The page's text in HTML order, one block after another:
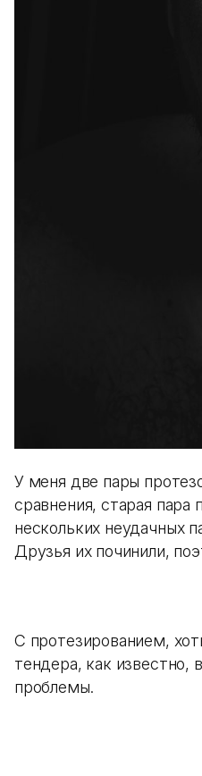
У меня две пары
сравнения, старая
нескольких неудачных
Друзья их починили,
С протезированием,
тендера, как
проблемы.